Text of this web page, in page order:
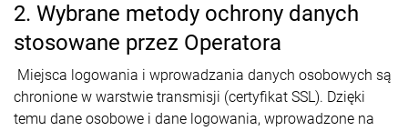
2. Wybrane metody ochrony danych
stosowane przez Operatora
Miejsca logowania i wprowadzania danych osobowych są
chronione w warstwie transmisji (certyfikat SSL). Dzięki
temu dane osobowe i dane logowania, wprowadzone na